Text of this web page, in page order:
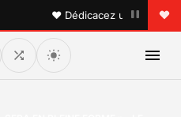
♥ Dédicacez un titre à vos